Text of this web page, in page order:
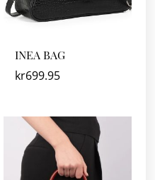
INEA BAG
kr699.95